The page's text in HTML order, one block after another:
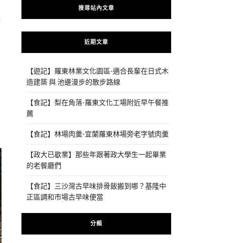
搜尋站內文章
近期文章
【遊記】羅東林業文化園區-適合長輩在日式木
造建築 與 池邊漫步的散步路線
【食記】梨在角落-羅東文化工場附近早午餐推
薦
【食記】林場肉羹-宜蘭羅東林場旁老字號肉羹
【政大已歇業】那些年跟著政大學生一起畢業
的老餐廳們
【食記】三沙灣古早味排骨飯搬到哪？基隆中
正區調和市場古早味便當
分類